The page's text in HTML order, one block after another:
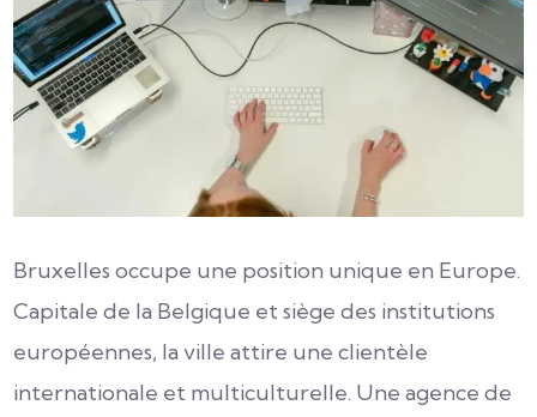
Bruxelles occupe une position unique en Europe.
Capitale de la Belgique et siège des institutions
européennes, la ville attire une clientèle
internationale et multiculturelle. Une agence de